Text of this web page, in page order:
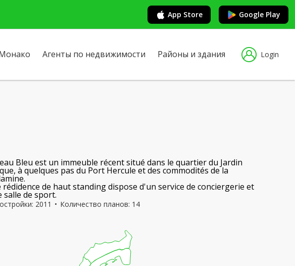
App Store Google Play
Агенты по недвижимости Районы и здания Login
Bleu est un immeuble récent situé dans le quartier du Jardin
à quelques pas du Port Hercule et des commodités de la
rédidence de haut standing dispose d'un service de conciergerie et
salle de sport.
2011 Количество планов: 14